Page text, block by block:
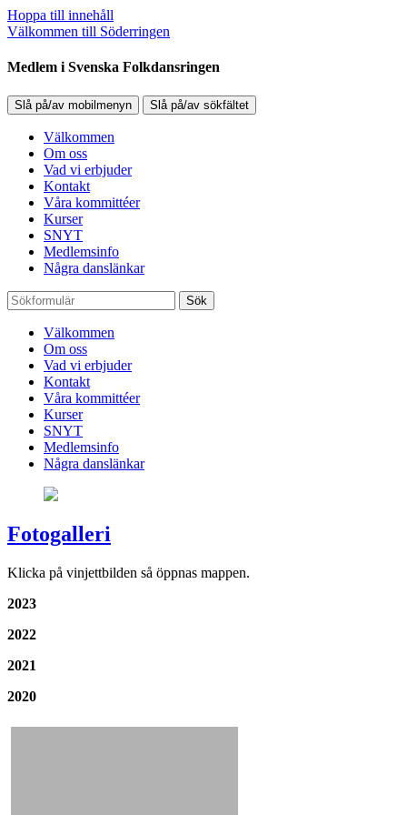
Hoppa till innehåll
Välkommen till Söderringen
Medlem i Svenska Folkdansringen
Slå på/av mobilmenyn Slå på/av sökfältet
Välkommen
Om oss
Vad vi erbjuder
Kontakt
Våra kommittéer
Kurser
SNYT
Medlemsinfo
Några danslänkar
Sök
Välkommen
Om oss
Vad vi erbjuder
Kontakt
Våra kommittéer
Kurser
SNYT
Medlemsinfo
Några danslänkar
Fotogalleri
Klicka på vinjettbilden så öppnas mappen.
2023
2022
2021
2020